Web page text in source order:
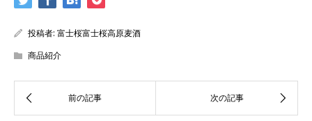
投稿者: 富士桜富士桜高原麦酒
商品紹介